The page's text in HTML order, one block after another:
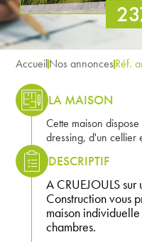
AccueilNos annoncesRéf.
LA MAISON
Cette maison
dressing, d'un cellier
DESCRIPTIF
A CRUEJOULS
Construction vous
maison
chambres.